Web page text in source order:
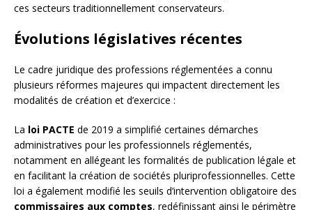
ces secteurs traditionnellement conservateurs.
Évolutions législatives récentes
Le cadre juridique des professions réglementées a connu
plusieurs réformes majeures qui impactent directement les
modalités de création et d’exercice :
La loi PACTE de 2019 a simplifié certaines démarches
administratives pour les professionnels réglementés,
notamment en allégeant les formalités de publication légale et
en facilitant la création de sociétés pluriprofessionnelles. Cette
loi a également modifié les seuils d’intervention obligatoire des
commissaires aux comptes, redéfinissant ainsi le périmètre